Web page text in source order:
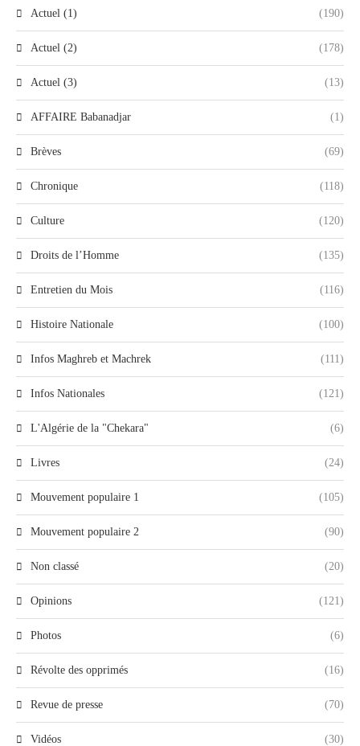
Actuel (1) (190)
Actuel (2) (178)
Actuel (3) (13)
AFFAIRE Babanadjar (1)
Brèves (69)
Chronique (118)
Culture (120)
Droits de l’Homme (135)
Entretien du Mois (116)
Histoire Nationale (100)
Infos Maghreb et Machrek (111)
Infos Nationales (121)
L'Algérie de la "Chekara" (6)
Livres (24)
Mouvement populaire 1 (105)
Mouvement populaire 2 (90)
Non classé (20)
Opinions (121)
Photos (6)
Révolte des opprimés (16)
Revue de presse (70)
Vidéos (30)